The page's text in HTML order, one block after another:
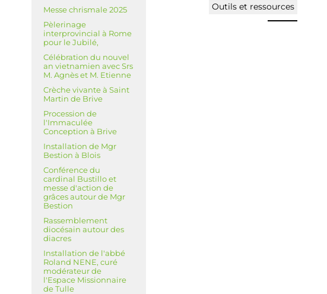
Messe chrismale 2025
Pèlerinage
interprovincial à Rome
pour le Jubilé,
Célébration du nouvel
an vietnamien avec Srs
M. Agnès et M. Etienne
Crèche vivante à Saint
Martin de Brive
Procession de
l'Immaculée
Conception à Brive
Installation de Mgr
Bestion à Blois
Conférence du
cardinal Bustillo et
messe d'action de
grâces autour de Mgr
Bestion
Rassemblement
diocésain autour des
diacres
Installation de l'abbé
Roland NENE, curé
modérateur de
l'Espace Missionnaire
de Tulle
Outils et ressources